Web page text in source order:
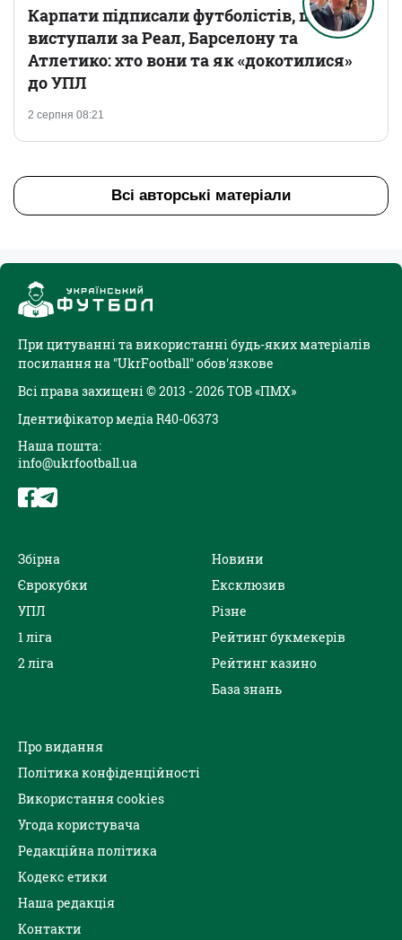
2 серпня 08:21
Карпати підписали футболістів, що
виступали за Реал, Барселону та
Атлетико: хто вони та як «докотилися»
до УПЛ
Всі авторські матеріали
При цитуванні та використанні будь-яких матеріалів
посилання на "UkrFootball" обов'язкове
Всі права захищені © 2013 - 2026 ТОВ «ПМХ»
Ідентифікатор медіа R40-06373
Наша пошта:
info@ukrfootball.ua
Збірна
Єврокубки
УПЛ
1 ліга
2 ліга
Новини
Ексклюзив
Різне
Рейтинг букмекерів
Рейтинг казино
База знань
Про видання
Політика конфіденційності
Використання cookies
Угода користувача
Редакційна політика
Кодекс етики
Наша редакція
Контакти